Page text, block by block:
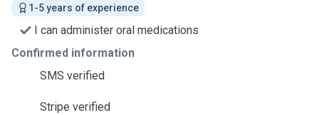
1-5 years of experience
I can administer oral medications
Confirmed information
SMS verified
Stripe verified